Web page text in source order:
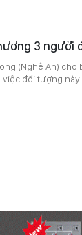
3 người
(Nghệ An) cho
việc đối tượng